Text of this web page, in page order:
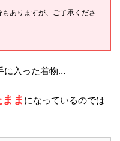
ありますが、ご了承くださ
に入った着物…
ま になっているのでは